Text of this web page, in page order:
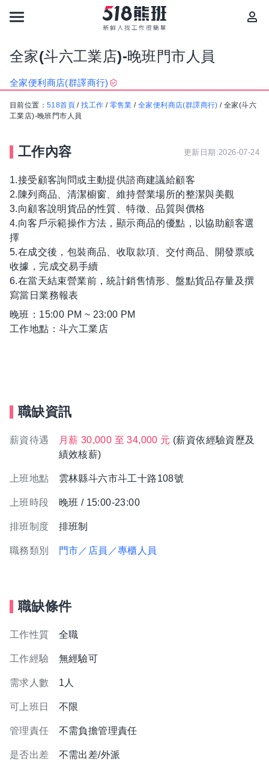
全家(斗六工業店)-晚班門市人員
全家便利商店(群譯商行)
目前位置： 518首頁 /找工作 / 零售業 /全家便利商店(群譯商行) /全家(斗六
工業店)-晚班門市人員
工作內容 更新日期:2026-07-24
1.接受顧客詢問或主動提供諮商建議給顧客
2.陳列商品、清潔櫥窗、維持營業場所的整潔與美觀
3.向顧客說明貨品的性質、特徵、品質與價格
4.向客戶示範操作方法，顯示商品的優點，以協助顧客選
擇
5.在成交後，包裝商品、收取款項、交付商品、開發票或
收據，完成交易手續
6.在當天結束營業前，統計銷售情形、盤點貨品存量及撰
寫當日業務報表
晚班：15:00 PM ~ 23:00 PM
工作地點：斗六工業店
職缺資訊
薪資待遇 月薪 30,000 至 34,000 元 (薪資依經驗資歷及
績效核薪)
上班地點 雲林縣斗六市斗工十路108號
上班時段 晚班 / 15:00-23:00
排班制度 排班制
職務類別 門市／店員／專櫃人員
職缺條件
工作性質 全職
工作經驗 無經驗可
需求人數 1人
可上班日 不限
管理責任 不需負擔管理責任
是否出差 不需出差/外派